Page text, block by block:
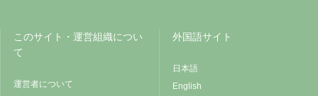
このサイト・運営組織につい
て
運営者について
外国語サイト
日本語
English